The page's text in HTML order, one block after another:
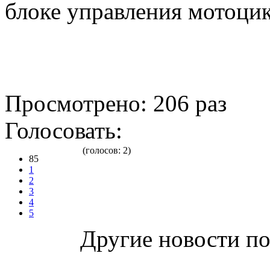
блоке управления
Просмотрено: 206 раз
Голосовать:
85
1
2
3
4
5
(голосов: 2)
Другие новости